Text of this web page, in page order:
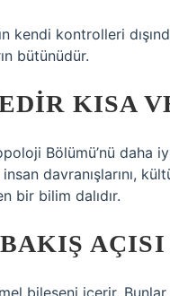
kendi kontrolleri
bütünüdür.
KISA
Bölümü’nü daha iyi
davranışlarını,
bir bilim dalıdır.
AÇISI
bileşeni içerir. Bunlar